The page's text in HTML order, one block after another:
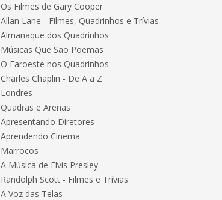
Os Filmes de Gary Cooper
Allan Lane - Filmes, Quadrinhos e Trívias
Almanaque dos Quadrinhos
Músicas Que São Poemas
O Faroeste nos Quadrinhos
Charles Chaplin - De A a Z
Londres
Quadras e Arenas
Apresentando Diretores
Aprendendo Cinema
Marrocos
A Música de Elvis Presley
Randolph Scott - Filmes e Trívias
A Voz das Telas